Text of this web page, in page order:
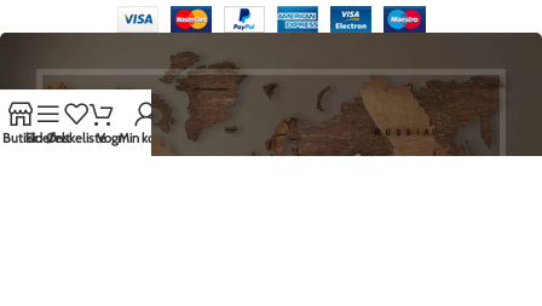
HEI DU, REGISTRER DEG OG BLI
ButikkSidefeltØnskelisteVognMin konto